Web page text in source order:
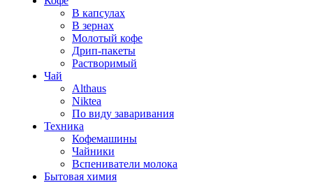
В капсулах
В зернах
Молотый кофе
Дрип-пакеты
Растворимый
Чай
Althaus
Niktea
По виду заваривания
Техника
Кофемашины
Чайники
Вспениватели молока
Бытовая химия